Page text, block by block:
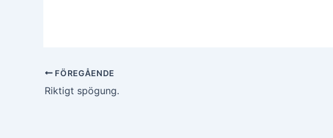
FÖREGÅENDE
Riktigt spögung.